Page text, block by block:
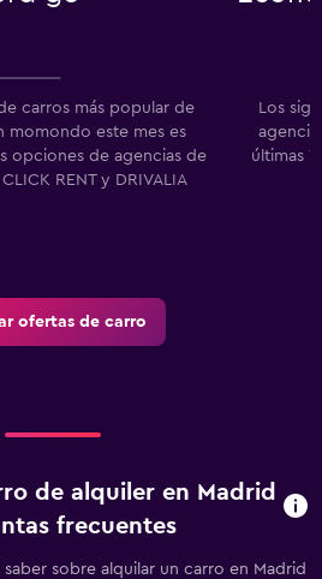
carros más popular de
momondo este mes es
opciones de agencias de
RENT y DRIVALIA
Los
últimas
ofertas de carro
de alquiler en Madrid
frecuentes
sobre alquilar un carro en Madrid